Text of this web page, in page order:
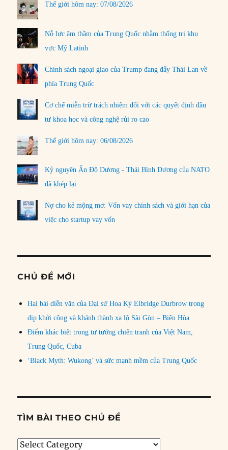
Thế giới hôm nay: 07/08/2026
Nỗ lực âm thầm của Trung Quốc nhằm thống trị khu
vực Mỹ Latinh
Chính sách ngoại giao của Trump đang đẩy Thái Lan về
phía Trung Quốc
Cơ chế miễn trừ trách nhiệm đối với các quyết định đầu
tư khoa học và công nghệ rủi ro cao
Thế giới hôm nay: 06/08/2026
Kỷ nguyên Ấn Độ Dương - Thái Bình Dương của NATO
đã khép lại
Nợ cho kẻ mộng mơ: Vốn vay chính sách và giới hạn của
việc cho startup vay vốn
CHỦ ĐỀ MỚI
Hai bài diễn văn của Đại sứ Hoa Kỳ Elbridge Durbrow trong
dịp khởi công và khánh thành xa lộ Sài Gòn – Biên Hòa
Điểm khác biệt trong tư tưởng chiến tranh của Việt Nam,
Trung Quốc, Cuba
‘Black Myth: Wukong’ và sức mạnh mềm của Trung Quốc
TÌM BÀI THEO CHỦ ĐỀ
Tìm